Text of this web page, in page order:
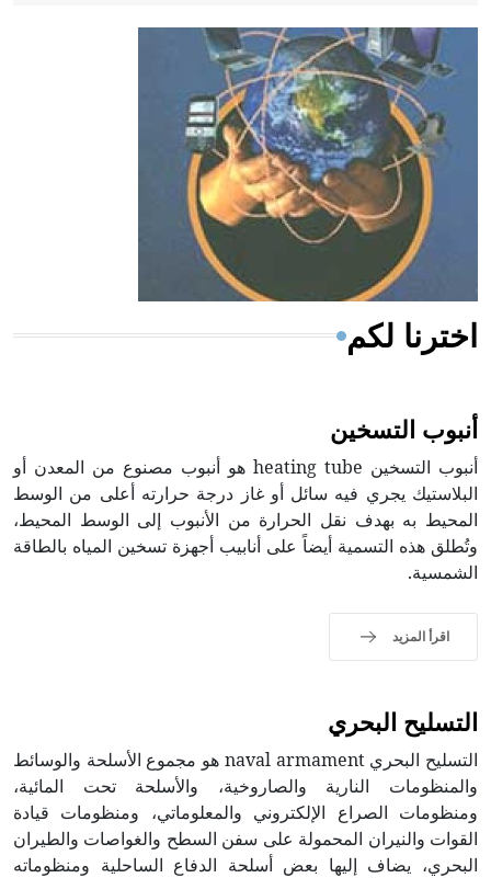
- هل تعلم أن أبقراط كتب في الطب أربعة مؤلفات هي:
الحكم، الأدلة، تنظيم التغذية، ورسالته في جروح الرأس.
ويعود له الفضل بأنه حرر الطب من الدين والفلسفة.
- هل تعلم أن المرجان إفراز حيواني يتكون في البحر ويتركب
من مادة كربونات الكلسيوم، وهو أحمر أو شديد الحمرة وهو
أجود أنواعه، ويمتاز بكبر الحجم ويسمى الش
اخترنا لكم
أنبوب التسخين
أنبوب التسخين heating tube هو أنبوب مصنوع من المعدن أو
البلاستيك يجري فيه سائل أو غاز درجة حرارته أعلى من الوسط
المحيط به بهدف نقل الحرارة من الأنبوب إلى الوسط المحيط،
وتُطلق هذه التسمية أيضاً على أنابيب أجهزة تسخين المياه بالطاقة
الشمسية.
اقرأ المزيد
التسليح البحري
التسليح البحري naval armament هو مجموع الأسلحة والوسائط
والمنظومات النارية والصاروخية، والأسلحة تحت المائية،
ومنظومات الصراع الإلكتروني والمعلوماتي، ومنظومات قيادة
القوات والنيران المحمولة على سفن السطح والغواصات والطيران
البحري، يضاف إليها بعض أسلحة الدفاع الساحلية ومنظوماته